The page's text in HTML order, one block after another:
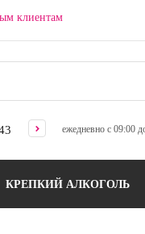
клиентам
ежедневно с 09:00
КРЕПКИЙ АЛКОГОЛЬ